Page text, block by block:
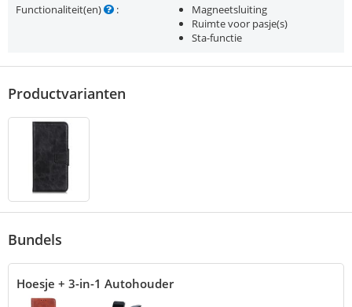
Functionaliteit(en) :
Magneetsluiting
Ruimte voor pasje(s)
Sta-functie
Productvarianten
Bundels
Hoesje + 3-in-1 Autohouder